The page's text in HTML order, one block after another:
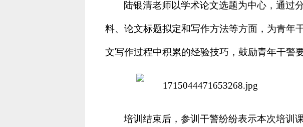
陆银清老师以学术论文选题为中心，通过
料、论文标题拟定和写作方法等方面，为青年
文写作过程中积累的经验技巧，鼓励青年干警
培训结束后，参训干警纷纷表示本次培训